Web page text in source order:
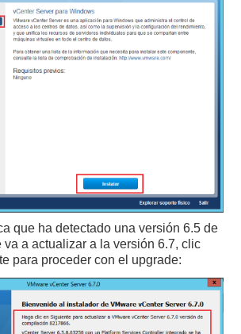
que ha detectado una versión 6.5 de
va a actualizar a la versión 6.7, clic
para proceder con el upgrade: